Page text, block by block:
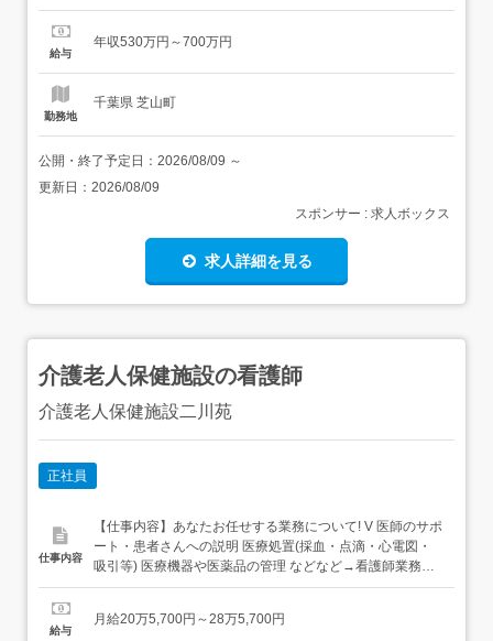
ID:203043(ご応募の際は、こちらの求人IDをお伝えいただ
山町 <勤務地最寄駅>芝山千代田駅 (芝山鉄道線) <応募条件
給与
年収530万円～700万円
勤務地
千葉県 芝山町
公開・終了予定日： 2026/08/09 ～
更新日： 2026/08/09
スポンサー : 求人ボックス
求人詳細を見る
介護老人保健施設の看護師
介護老人保健施設二川苑
正社員
仕事内容
【仕事内容】あなたお任せする業務について! V 医師のサポ
ート・患者さんへの説明 医療処置(採血・点滴・心電図・
吸引等) 医療機器や医薬品の管理 などなど→看護師業務全
般をお任せいたします!<皆様の転職活動を成功に導きます>
ない条件を教えて下さい!人間関係、休みの取りやすさ、給
給与
月給20万5,700円～28万5,700円